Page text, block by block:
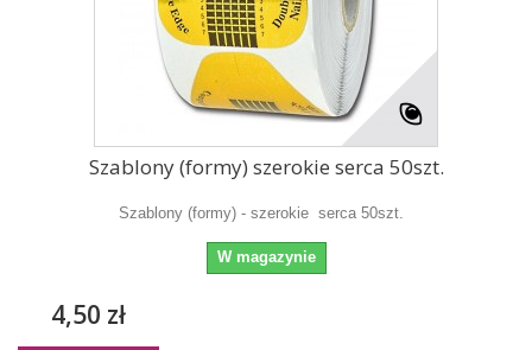
Szablony (formy) szerokie serca 50szt.
Szablony (formy) - szerokie serca 50szt.
W magazynie
4,50 zł